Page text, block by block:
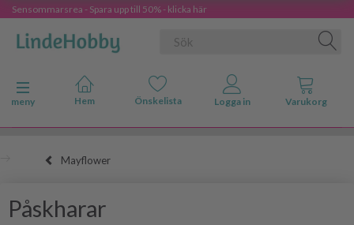
Sensommarsrea - Spara upp till 50% - klicka här
Ändra navigering
meny
Mayflower
Påskharar